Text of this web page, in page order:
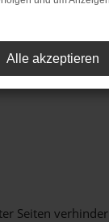
Seiten
Alle akzeptieren